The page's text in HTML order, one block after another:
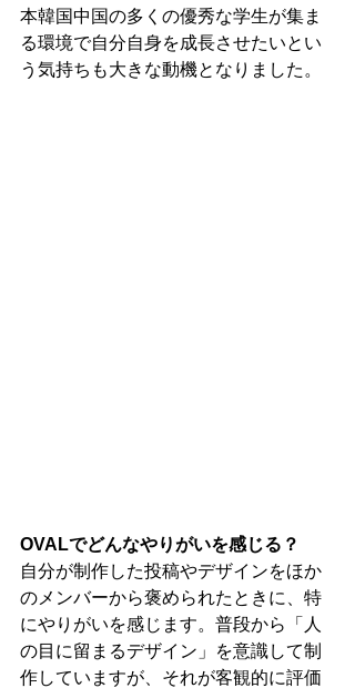
本韓国中国の多くの優秀な学生が集ま
る環境で自分自身を成長させたいとい
う気持ちも大きな動機となりました。
OVALでどんなやりがいを感じる？
自分が制作した投稿やデザインをほか
のメンバーから褒められたときに、特
にやりがいを感じます。普段から「人
の目に留まるデザイン」を意識して制
作していますが、それが客観的に評価